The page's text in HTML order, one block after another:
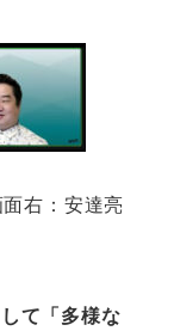
右：安達亮
て「多様な